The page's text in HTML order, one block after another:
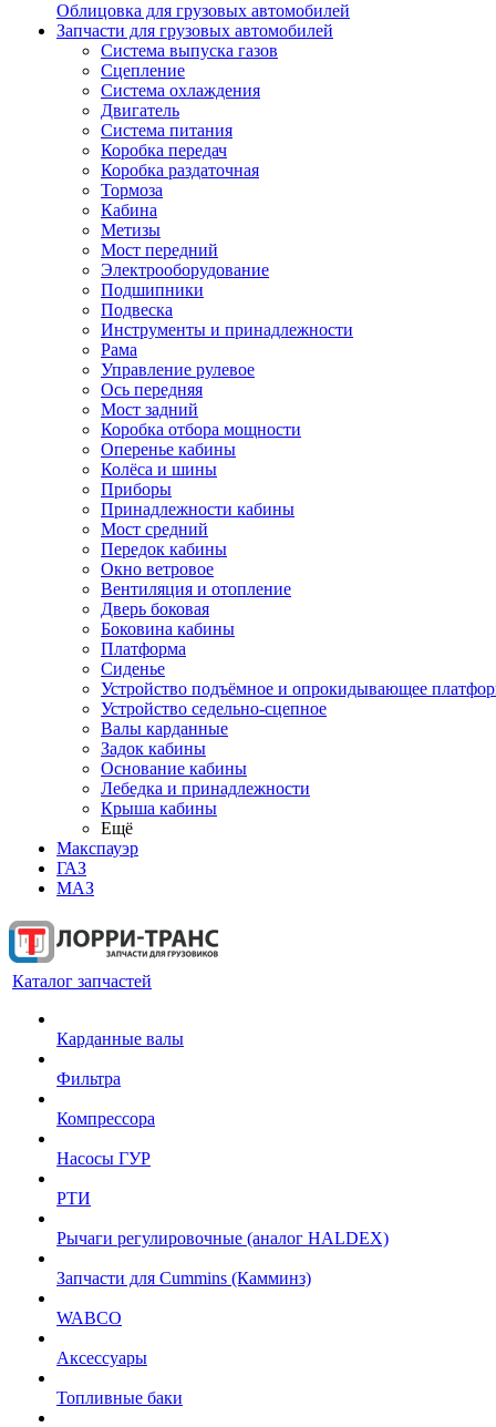
Облицовка для грузовых автомобилей
Запчасти для грузовых автомобилей
Система выпуска газов
Сцепление
Система охлаждения
Двигатель
Система питания
Коробка передач
Коробка раздаточная
Тормоза
Кабина
Метизы
Мост передний
Электрооборудование
Подшипники
Подвеска
Инструменты и принадлежности
Рама
Управление рулевое
Ось передняя
Мост задний
Коробка отбора мощности
Оперенье кабины
Колёса и шины
Приборы
Принадлежности кабины
Мост средний
Передок кабины
Окно ветровое
Вентиляция и отопление
Дверь боковая
Боковина кабины
Платформа
Сиденье
Устройство подъёмное и опрокидывающее
Устройство седельно-сцепное
Валы карданные
Задок кабины
Основание кабины
Лебедка и принадлежности
Крыша кабины
Ещё
Макспауэр
ГАЗ
МАЗ
Каталог запчастей
Карданные валы
Фильтра
Компрессора
Насосы ГУР
РТИ
Рычаги регулировочные (аналог HALDEX)
Запчасти для Cummins (Камминз)
WABCO
Аксессуары
Топливные баки